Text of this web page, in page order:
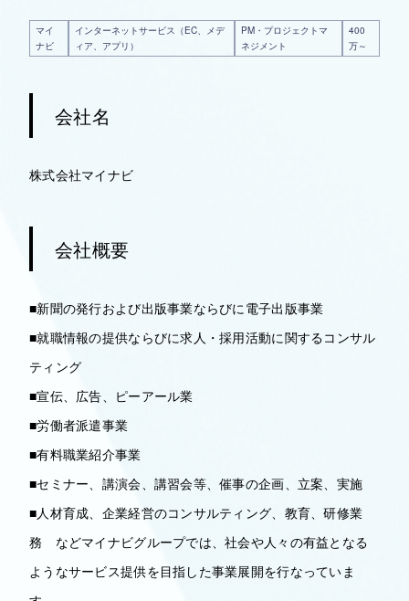
マイ
ナビ
インターネットサービス（EC、メデ
ィア、アプリ）
PM・プロジェクトマ
ネジメント
400
万～
会社名
株式会社マイナビ
会社概要
■新聞の発行および出版事業ならびに電子出版事業
■就職情報の提供ならびに求人・採用活動に関するコンサル
ティング
■宣伝、広告、ピーアール業
■労働者派遣事業
■有料職業紹介事業
■セミナー、講演会、講習会等、催事の企画、立案、実施
■人材育成、企業経営のコンサルティング、教育、研修業
務 などマイナビグループでは、社会や人々の有益となる
ようなサービス提供を目指した事業展開を行なっていま